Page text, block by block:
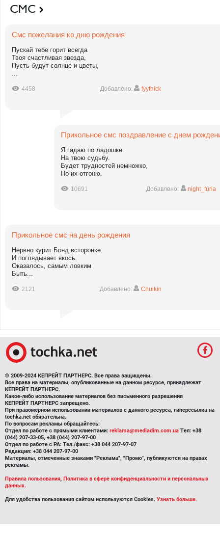
СМС
Смс пожелания ко дню рождения
Пускай тебе горит всегда
Твоя счастливая звезда,
Пусть будут солнце и цветы,
...
4458 Добавлено: fyyfnick
Прикольное смс поздравление с днем
Я гадаю по ладошке
На твою судьбу.
Будет трудностей немножко,
Но их отгоню.
10691 Добавлено: night_furia
Прикольное смс на день рождения
Нервно курит Бонд всторонке
И поглядывает вкось.
Оказалось, самым ловким
Быть...
2121 Добавлено: Chuikin
© 2009-2024 КЕПРЕЙТ ПАРТНЕРС. Все права защищены.
Все права на материалы, опубликованные на данном ресурсе, принадлежат
КЕПРЕЙТ ПАРТНЕРС.
Какое-либо использование материалов без письменного разрешения
КЕПРЕЙТ ПАРТНЕРС запрещено.
При правомерном использовании материалов с данного ресурса, гиперссылка на
tochka.net обязательна.
По вопросам рекламы обращайтесь:
Отдел по работе с прямыми клиентами: reklama@mediadim.com.ua Тел: +38
(044) 207-33-05, +38 (044) 207-97-00
Отдел по работе с РА: Тел./факс: +38 044 207-97-07
Редакция: +38 044 207-97-00
Материалы, отмеченные знаками "Реклама", "Промо", публикуются на правах
рекламы.
Правила пользования, Политика в сфере конфиденциальности и персональных
данных.
Для удобства пользования сайтом используются Cookies. Узнать больше.